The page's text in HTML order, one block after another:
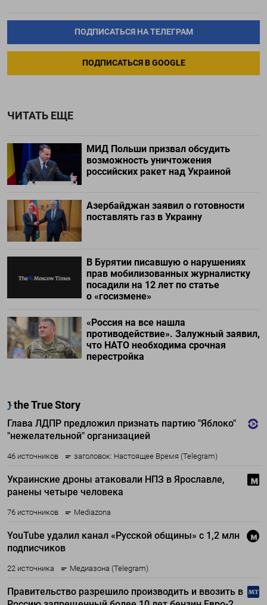
ПОДПИСАТЬСЯ НА ТЕЛЕГРАМ
ПОДПИСАТЬСЯ В GOOGLE
ЧИТАТЬ ЕЩЕ
МИД Польши призвал обсудить
возможность уничтожения
российских ракет над Украиной
Азербайджан заявил о готовности
поставлять газ в Украину
В Бурятии писавшую о нарушениях
прав мобилизованных журналистку
посадили на 12 лет по статье
о «госизмене»
«Россия на все нашла
противодействие». Залужный заявил,
что НАТО необходима срочная
перестройка